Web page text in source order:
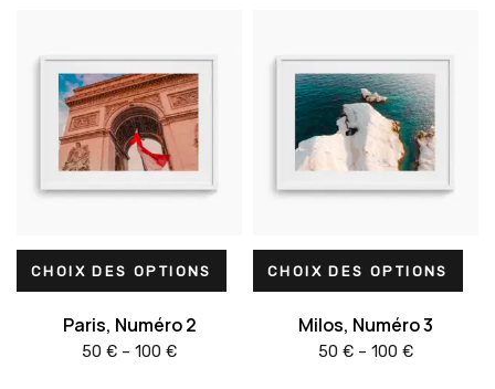
CHOIX DES OPTIONS
Paris, Numéro 2
50 € – 100 €
CHOIX DES OPTIONS
Milos, Numéro 3
50 € – 100 €